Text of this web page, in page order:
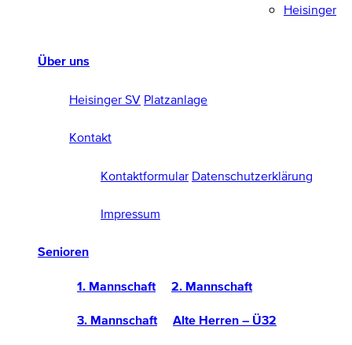
1952/96 E.V.
Über uns
Heisinger SV Platzanlage
Kontakt
Kontaktformular Datenschutzerklärung
Impressum
Senioren
1. Mannschaft 2. Mannschaft
3. Mannschaft Alte Herren – Ü32
Heisinger